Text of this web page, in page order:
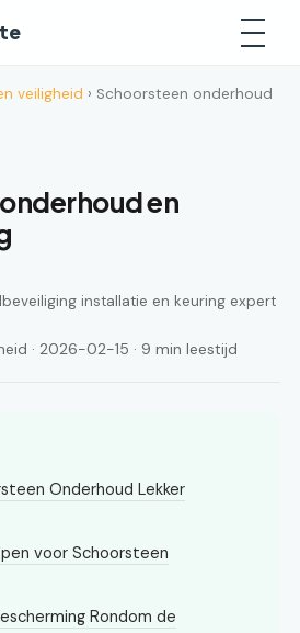
veiligheid › Schoorsteen onderhoud
en
installatie en keuring expert
· 2026-02-15 · 9 min leestijd
Onderhoud Lekker
voor Schoorsteen
Rondom de